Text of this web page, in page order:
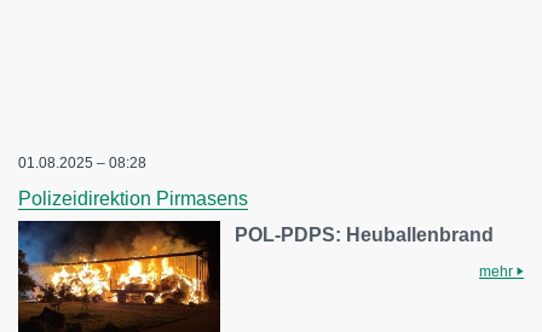
01.08.2025 – 08:28
Polizeidirektion Pirmasens
POL-PDPS: Heuballenbrand
mehr